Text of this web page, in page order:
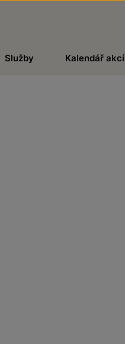
Služby Kalendář akcí